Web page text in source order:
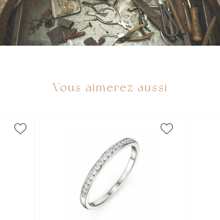
Vous aimerez aussi